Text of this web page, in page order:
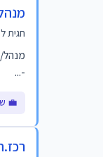
חגית
-...
💼